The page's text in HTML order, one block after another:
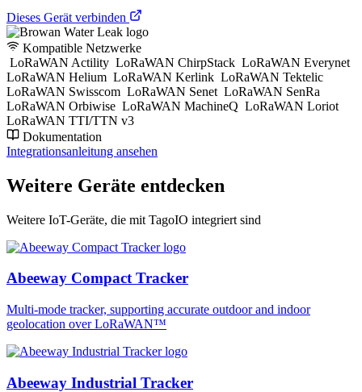
Dieses Gerät verbinden
Kompatible Netzwerke
LoRaWAN Actility LoRaWAN ChirpStack LoRaWAN Everynet
LoRaWAN Helium LoRaWAN Kerlink LoRaWAN Tektelic
LoRaWAN Swisscom LoRaWAN Senet LoRaWAN SenRa
LoRaWAN Orbiwise LoRaWAN MachineQ LoRaWAN Loriot
LoRaWAN TTI/TTN v3
Dokumentation
Integrationsanleitung ansehen
Weitere Geräte entdecken
Weitere IoT-Geräte, die mit TagoIO integriert sind
Abeeway Compact Tracker
Multi-mode tracker, supporting accurate outdoor and indoor
geolocation over LoRaWAN™
Abeeway Industrial Tracker